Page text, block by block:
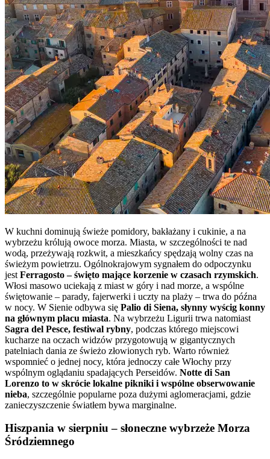
W kuchni dominują świeże pomidory, bakłażany i cukinie, a na
wybrzeżu królują owoce morza. Miasta, w szczególności te nad
wodą, przeżywają rozkwit, a mieszkańcy spędzają wolny czas na
świeżym powietrzu. Ogólnokrajowym sygnałem do odpoczynku
jest Ferragosto – święto mające korzenie w czasach rzymskich.
Włosi masowo uciekają z miast w góry i nad morze, a wspólne
świętowanie – parady, fajerwerki i uczty na plaży – trwa do późna
w nocy. W Sienie odbywa się Palio di Siena, słynny wyścig konny
na głównym placu miasta. Na wybrzeżu Ligurii trwa natomiast
Sagra del Pesce, festiwal rybny, podczas którego miejscowi
kucharze na oczach widzów przygotowują w gigantycznych
patelniach dania ze świeżo złowionych ryb. Warto również
wspomnieć o jednej nocy, która jednoczy całe Włochy przy
wspólnym oglądaniu spadających Perseidów. Notte di San
Lorenzo to w skrócie lokalne pikniki i wspólne obserwowanie
nieba, szczególnie popularne poza dużymi aglomeracjami, gdzie
zanieczyszczenie światłem bywa marginalne.
Hiszpania w sierpniu – słoneczne wybrzeże Morza
Śródziemnego